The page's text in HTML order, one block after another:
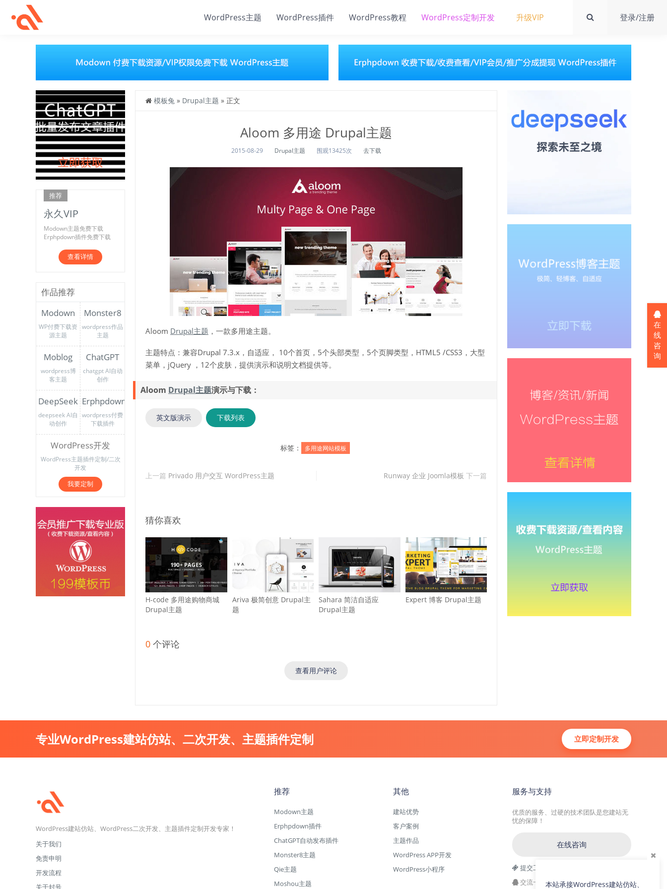
WordPress主题 WordPress插件 WordPress教程 WordPress定制开发 升级VIP 登录/注册
模板兔 » Drupal主题 » 正文
Aloom 多用途 Drupal主题
2015-08-29 Drupal主题 围观13425次 去下载
Aloom Drupal主题 ，一款多用途主题。
主题特点：兼容Drupal 7.3.x，自适应， 10个首页，5个头部类型，5个页脚类型，HTML5 /CSS3，大型
菜单，jQuery ，12个皮肤，提供演示和说明文档提供等。
Aloom Drupal主题演示与下载：
英文版演示 下载列表
标签： 多用途网站模板
上一篇 Privado 用户交互 WordPress主题 Runway 企业 Joomla模板 下一篇
猜你喜欢
H-code 多用途购物商城
Drupal主题
Ariva 极简创意 Drupal主
题
Sahara 简洁自适应
Drupal主题
Expert 博客 Drupal主题
0 个评论
查看用户评论
推荐
永久VIP
Modown主题免费下载
Erphpdown插件免费下载
查看详情
作品推荐
Modown
WP付费下载资
源主题
Monster8
wordpress作品
主题
Moblog
wordpress博
客主题
ChatGPT
chatgpt AI自动
创作
DeepSeek
deepseek AI自
动创作
Erphpdown
wordpress付费
下载插件
WordPress开发
WordPress主题插件定制/二次
开发
我要定制
专业WordPress建站仿站、二次开发、主题插件定制 立即定制开发
WordPress建站仿站、WordPress二次开发、主题插件定制开发专家！
关于我们
免责申明
开发流程
关于封号
推荐
Modown主题
Erphpdown插件
ChatGPT自动发布插件
Monster8主题
Qie主题
Moshou主题
其他
建站优势
客户案例
主题作品
WordPress APP开发
WordPress小程序
服务与支持
优质的服务、过硬的技术团队是您建站无
忧的保障！
在线咨询
提交工单
交流一群：104228692(满)
在
线
咨
询
本站承接WordPress建站仿站、